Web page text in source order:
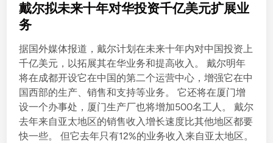
s
t
d
i
n
戴尔拟未来十年对华投资千亿美元扩展业
务
据国外媒体报道，戴尔计划在未来十年内对中国投资上
千亿美元，以拓展其在华业务和提高收入。 戴尔明年
将在成都开设它在中国的第二个运营中心，增强它在中
国西部的生产、销售和支持等业务。 它还将在厦门增
设一个办事处，厦门生产厂也将增加500名工人。 戴尔
去年来自亚太地区的销售收入增长速度比其他地区都要
快一些。 但它去年只有12%的业务收入来自亚太地区。